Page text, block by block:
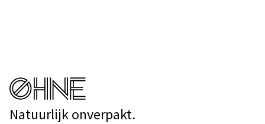
Natuurlijk onverpakt.